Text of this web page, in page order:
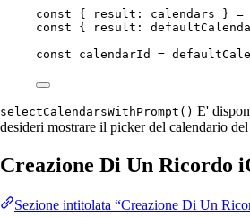
const { result : calendars } =
const { result :
const
calendarId =
selectCalendarsWithPrompt() E'
desideri mostrare il picker del calendario del
Creazione Di Un Ricordo
Sezione intitolata “Creazione Di Un